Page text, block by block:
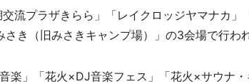
流プラザきらら」「レイクロッジヤマナカ
き（旧みさきキャンプ場）」の3会場で行わ
」「花火×DJ音楽フェス」「花火×サウナ・